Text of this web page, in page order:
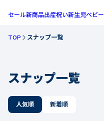
セール新商品出産祝い新生児ベビー
TOP スナップ一覧
スナップ一覧
人気順 新着順